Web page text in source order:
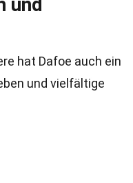
hat Dafoe auch ein
und vielfältige